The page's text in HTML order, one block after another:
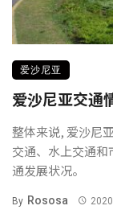
爱沙尼亚
爱沙尼亚交通
整体来说, 爱沙尼
交通、水上交通
通发展状况。
By Rososa